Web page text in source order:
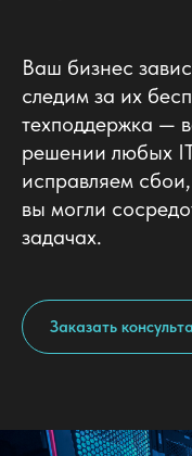
Ваш бизнес
следим за их
техподдержка —
решении любых
исправляем
вы могли
задачах.
Заказать